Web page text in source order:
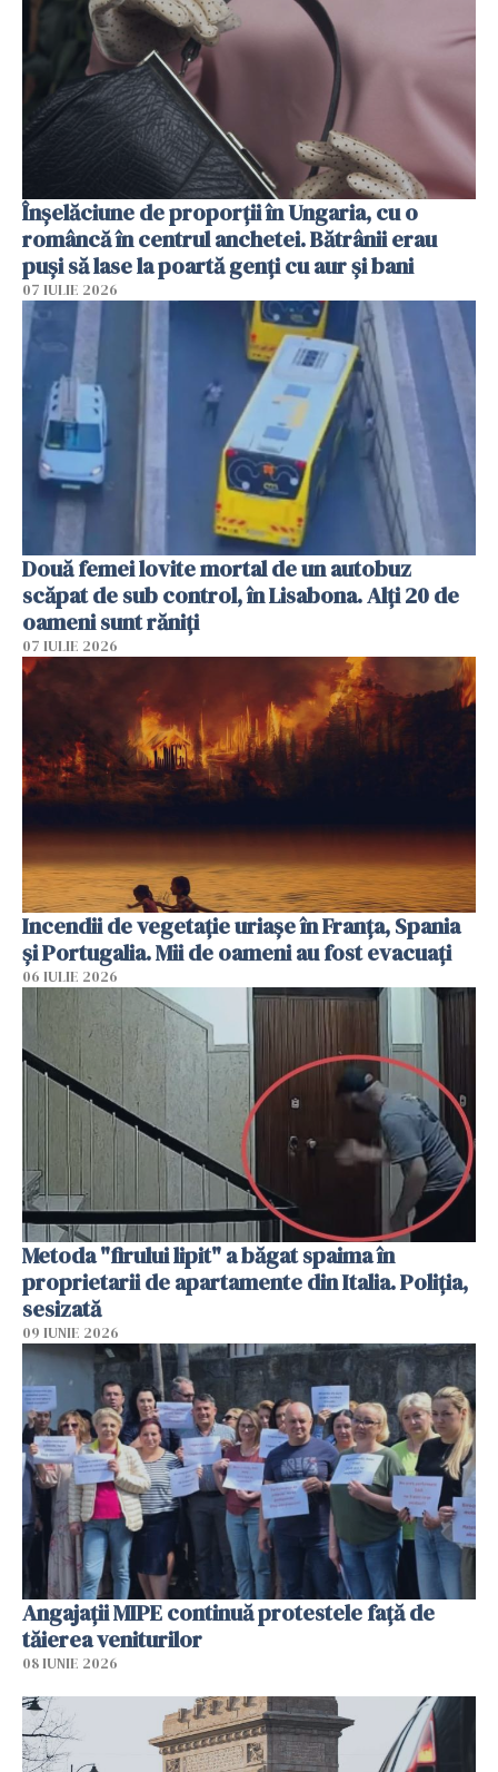
Înșelăciune de proporții în Ungaria, cu o
româncă în centrul anchetei. Bătrânii erau
puși să lase la poartă genți cu aur și bani
07 IULIE 2026
Două femei lovite mortal de un autobuz
scăpat de sub control, în Lisabona. Alți 20 de
oameni sunt răniți
07 IULIE 2026
Incendii de vegetație uriașe în Franța, Spania
și Portugalia. Mii de oameni au fost evacuați
06 IULIE 2026
Metoda "firului lipit" a băgat spaima în
proprietarii de apartamente din Italia. Poliția,
sesizată
09 IUNIE 2026
Angajaţii MIPE continuă protestele faţă de
tăierea veniturilor
08 IUNIE 2026